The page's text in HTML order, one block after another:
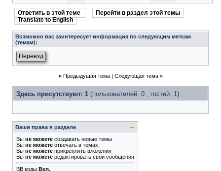
Ответить в этой теме
Перейти в раздел этой темы
Translate to English
Возможно вас заинтересует информация по следующим меткам
(темам):
Переезд
« Предыдущая тема| Следующая тема »
Здесь присутствуют: 1 (пользователей: 0 , гостей: 1)
Ваши права в разделе
Вы не можете создавать новые темы
Вы не можете отвечать в темах
Вы не можете прикреплять вложения
Вы не можете редактировать свои сообщения
BB коды Вкл.